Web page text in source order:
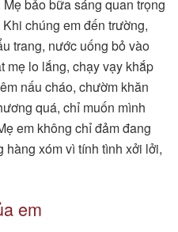
bảo bữa sáng quan trọng
chúng em đến trường,
trang, nước uống bỏ vào
mẹ lo lắng, chạy vạy khắp
nấu cháo, chườm khăn
quá, chỉ muốn mình
em không chỉ đảm đang
hàng xóm vì tính tình xởi lởi,
em